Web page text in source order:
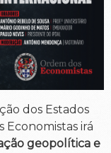
dos Estados
Economistas irá
geopolítica e